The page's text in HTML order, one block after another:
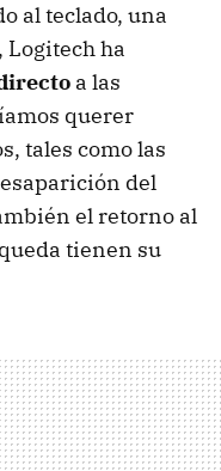
al teclado, una
Logitech ha
a las
querer
tales como las
del
el retorno al
tienen su